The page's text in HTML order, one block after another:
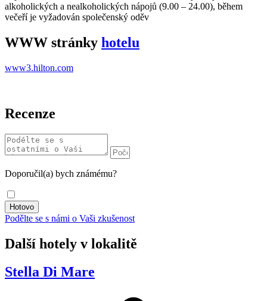
alkoholických a nealkoholických nápojů (9.00 – 24.00), během
večeří je vyžadován společenský oděv
WWW stránky hotelu
www3.hilton.com
Recenze
Doporučil(a) bych známému?
Podělte se s námi o Vaši zkušenost
Další hotely v lokalitě
Stella Di Mare